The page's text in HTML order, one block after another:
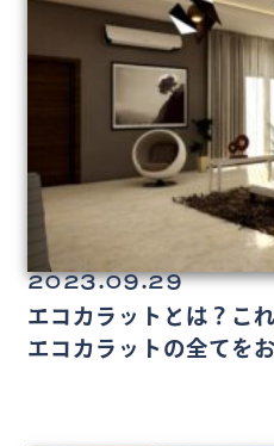
2023.09.29
エコカラットとは？こ
エコカラットの全てを